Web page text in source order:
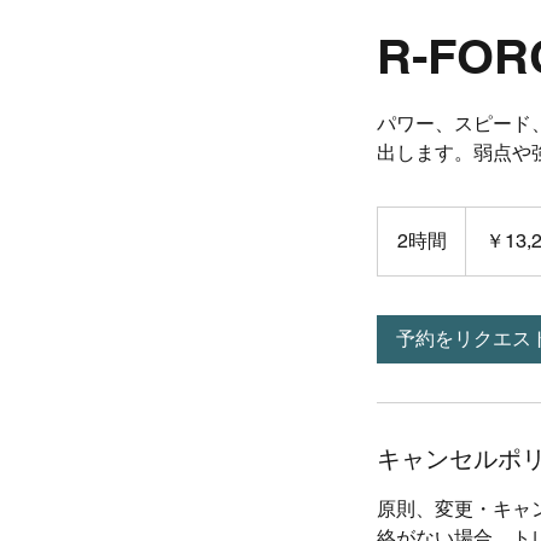
R-
パワー、スピード
出します。弱点や
2時間
時
￥
予約をリクエス
キャンセルポ
原則、変更・キャ